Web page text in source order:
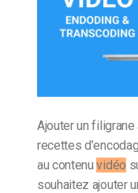
Ajouter un filigrane
recettes
au contenuvidéo
souhaitez ajouter